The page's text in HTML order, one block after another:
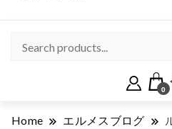
0
Home エルメスブログ